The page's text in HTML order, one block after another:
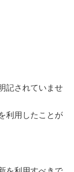
記されていませ
利用したことが